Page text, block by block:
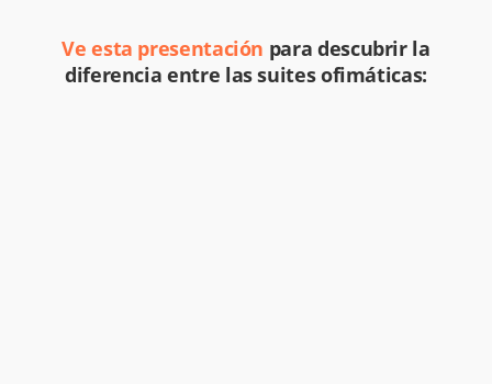
Ve esta presentación para descubrir la
diferencia entre las suites ofimáticas: